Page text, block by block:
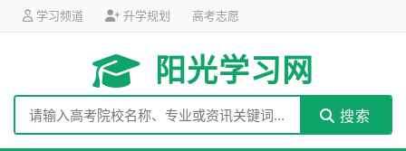
学习频道 升学规划 高考志愿
阳光学习网
搜索